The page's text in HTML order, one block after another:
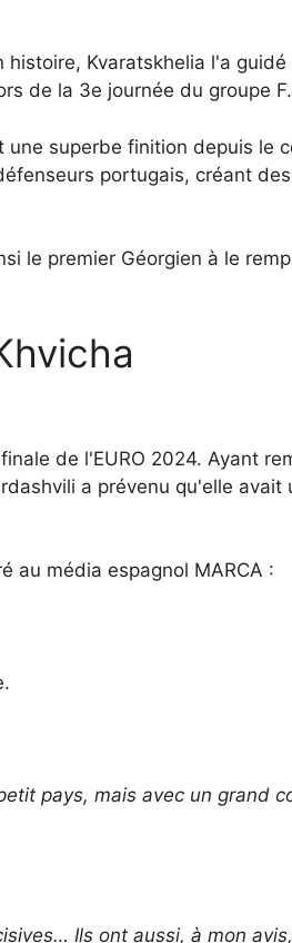
Kvaratskhelia l'a guidé
de la 3e journée du groupe F.
superbe finition depuis le
portugais, créant des
le premier Géorgien à le
de l'EURO 2024. Ayant
a prévenu qu'elle avait
au média espagnol MARCA :
pays, mais avec un grand
Ils ont aussi, à mon